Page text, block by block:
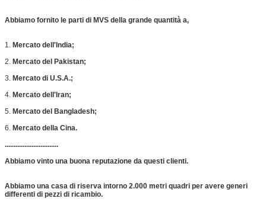
Abbiamo fornito le parti di MVS della grande quantità a,
1. Mercato dell'India;
2. Mercato del Pakistan;
3. Mercato di U.S.A.;
4. Mercato dell'Iran;
5. Mercato del Bangladesh;
6. Mercato della Cina.
..............................
Abbiamo vinto una buona reputazione da questi clienti.
Abbiamo una casa di riserva intorno 2.000 metri quadri per avere generi
differenti di pezzi di ricambio.